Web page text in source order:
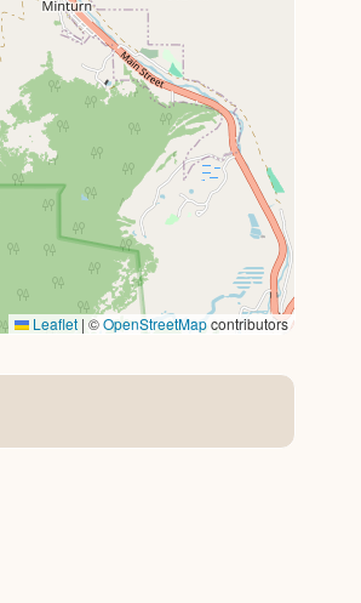
Leaflet | ©OpenStreetMapcontributors